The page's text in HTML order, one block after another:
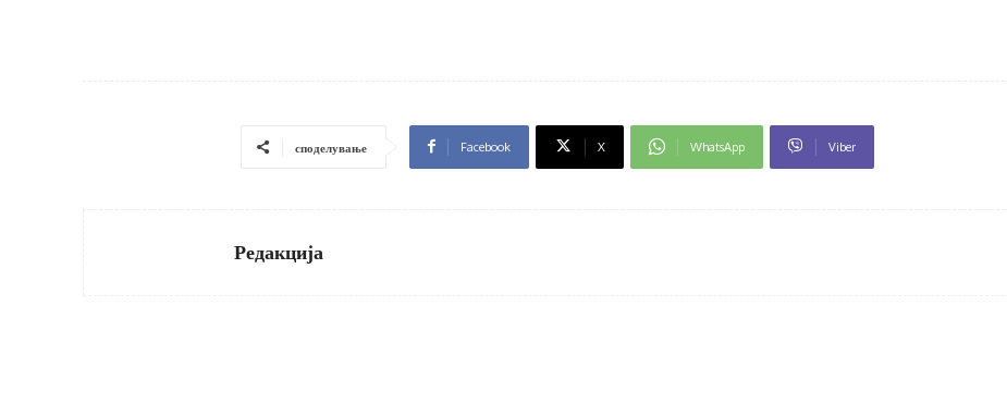
споделување Facebook X WhatsApp Viber
Редакција